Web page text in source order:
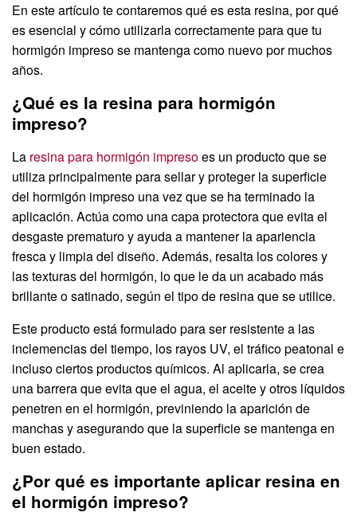
En este artículo te contaremos qué es esta resina, por qué
es esencial y cómo utilizarla correctamente para que tu
hormigón impreso se mantenga como nuevo por muchos
años.
¿Qué es la resina para hormigón
impreso?
La resina para hormigón impreso es un producto que se
utiliza principalmente para sellar y proteger la superficie
del hormigón impreso una vez que se ha terminado la
aplicación. Actúa como una capa protectora que evita el
desgaste prematuro y ayuda a mantener la apariencia
fresca y limpia del diseño. Además, resalta los colores y
las texturas del hormigón, lo que le da un acabado más
brillante o satinado, según el tipo de resina que se utilice.
Este producto está formulado para ser resistente a las
inclemencias del tiempo, los rayos UV, el tráfico peatonal e
incluso ciertos productos químicos. Al aplicarla, se crea
una barrera que evita que el agua, el aceite y otros líquidos
penetren en el hormigón, previniendo la aparición de
manchas y asegurando que la superficie se mantenga en
buen estado.
¿Por qué es importante aplicar resina en
el hormigón impreso?